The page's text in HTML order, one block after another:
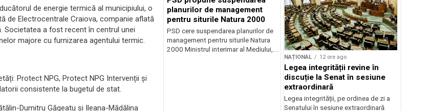
de energie termică al municipiului, o
de Electrocentrale Craiova, companie aflată
Societatea a fost recent în centrul unei
majore cu furnizarea agentului termic.
Protect NPG, Protect NPG Intervenții și
consistente la bugetul de stat.
Dumitru Găgeatu și Ileana-Mădălina
planurilor de management
pentru siturile Natura 2000
PSD cere suspendarea planurilor de
management pentru siturile Natura
2000 Ministrul interimar al Mediului,...
NAȚIONAL 12 ore ago
Legea integrității revine în
discuție la Senat în sesiune
extraordinară
Legea integrității, pe ordinea de zi a
Senatului în sesiune extraordinară